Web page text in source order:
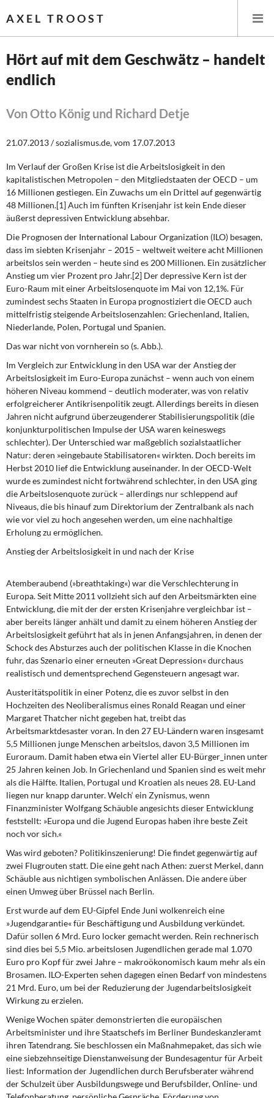
AXEL TROOST
Startseite
Themen
Leitlinien linker Wirtschafts- und Finanzpolitik
Wirtschaftspolitik
Steuer- und Finanzpolitik
Öffentliche Infrastruktur und Daseinsvorsorge
Eurokrise und Griechenland
DIE LINKE
Weitere Themen
Institut Solidarische Moderne
Rosa-Luxemburg-Stiftung
Über mich
Kontakt
Hört auf mit dem Geschwätz – handelt
endlich
Von Otto König und Richard Detje
21.07.2013 / sozialismus.de, vom 17.07.2013
Im Verlauf der Großen Krise ist die Arbeitslosigkeit in den
kapitalistischen Metropolen – den Mitgliedstaaten der OECD – um
16 Millionen gestiegen. Ein Zuwachs um ein Drittel auf gegenwärtig
48 Millionen.[1] Auch im fünften Krisenjahr ist kein Ende dieser
äußerst depressiven Entwicklung absehbar.
Die Prognosen der International Labour Organization (ILO) besagen,
dass im siebten Krisenjahr – 2015 – weltweit weitere acht Millionen
arbeitslos sein werden – heute sind es 200 Millionen. Ein zusätzlicher
Anstieg um vier Prozent pro Jahr.[2] Der depressive Kern ist der
Euro-Raum mit einer Arbeitslosenquote im Mai von 12,1%. Für
zumindest sechs Staaten in Europa prognostiziert die OECD auch
mittelfristig steigende Arbeitslosenzahlen: Griechenland, Italien,
Niederlande, Polen, Portugal und Spanien.
Das war nicht von vornherein so (s. Abb.).
Im Vergleich zur Entwicklung in den USA war der Anstieg der
Arbeitslosigkeit im Euro-Europa zunächst – wenn auch von einem
höheren Niveau kommend – deutlich moderater, was von relativ
erfolgreicherer Antikrisenpolitik zeugt. Allerdings bereits in diesen
Jahren nicht aufgrund überzeugenderer Stabilisierungspolitik (die
konjunkturpolitischen Impulse der USA waren keineswegs
schlechter). Der Unterschied war maßgeblich sozialstaatlicher
Natur: deren »eingebaute Stabilisatoren« wirkten. Doch bereits im
Herbst 2010 lief die Entwicklung auseinander. In der OECD-Welt
wurde es zumindest nicht fortwährend schlechter, in den USA ging
die Arbeitslosenquote zurück – allerdings nur schleppend auf
Niveaus, die bis hinauf zum Direktorium der Zentralbank als nach
wie vor viel zu hoch angesehen werden, um eine nachhaltige
Erholung zu ermöglichen.
Anstieg der Arbeitslosigkeit in und nach der Krise
Atemberaubend (»breathtaking«)war die Verschlechterung in
Europa. Seit Mitte 2011 vollzieht sich auf den Arbeitsmärkten eine
Entwicklung, die mit der der ersten Krisenjahre vergleichbar ist –
aber bereits länger anhält und damit zu einem höheren Anstieg der
Arbeitslosigkeit geführt hat als in jenen Anfangsjahren, in denen der
Schock des Absturzes auch der politischen Klasse in die Knochen
fuhr, das Szenario einer erneuten »Great Depression« durchaus
realistisch und dementsprechend Gegensteuern angesagt war.
Austeritätspolitik in einer Potenz,die es zuvor selbst in den
Hochzeiten des Neoliberalismus eines Ronald Reagan und einer
Margaret Thatcher nicht gegeben hat, treibt das
Arbeitsmarktdesaster voran. In den 27 EU-Ländern waren insgesamt
5,5 Millionen junge Menschen arbeitslos, davon 3,5 Millionen im
Euroraum. Damit haben etwa ein Viertel aller EU-Bürger_innen unter
25 Jahren keinen Job. In Griechenland und Spanien sind es weit mehr
als die Hälfte. Italien, Portugal und Kroatien als neues 28. EU-Land
liegen nur knapp darunter. Welch‘ ein Zynismus, wenn
Finanzminister Wolfgang Schäuble angesichts dieser Entwicklung
feststellt: »Europa und die Jugend Europas haben ihre beste Zeit
noch vor sich.«
Was wird geboten? Politikinszenierung! Die findet gegenwärtig auf
zwei Flugrouten statt. Die eine geht nach Athen: zuerst Merkel, dann
Schäuble aus nichtigen symbolischen Anlässen. Die andere über
einen Umweg über Brüssel nach Berlin.
Erst wurde auf dem EU-Gipfel Ende Juni wolkenreich eine
»Jugendgarantie« für Beschäftigung und Ausbildung verkündet.
Dafür sollen 6 Mrd. Euro locker gemacht werden. Rein rechnerisch
sind dies bei 5,5 Mio. arbeitslosen Jugendlichen gerade mal 1.070
Euro pro Kopf für zwei Jahre – makroökonomisch kaum mehr als ein
Brosamen. ILO-Experten sehen dagegen einen Bedarf von mindestens
21 Mrd. Euro, um bei der Reduzierung der Jugendarbeitslosigkeit
Wirkung zu erzielen.
Wenige Wochen späterdemonstrierten die europäischen
Arbeitsminister und ihre Staatschefs im Berliner Bundeskanzleramt
ihren Tatendrang. Sie beschlossen ein Maßnahmepaket, das sich wie
eine siebzehnseitige Dienstanweisung der Bundesagentur für Arbeit
liest: Information der Jugendlichen durch Berufsberater während
der Schulzeit über Ausbildungswege und Berufsbilder, Online- und